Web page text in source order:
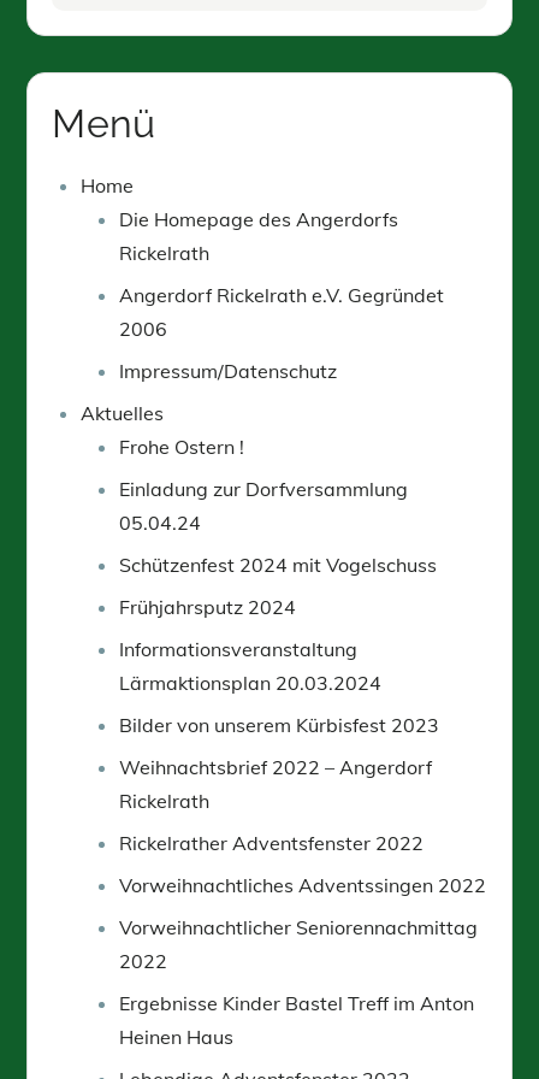
Menü
Home
Die Homepage des Angerdorfs
Rickelrath
Angerdorf Rickelrath e.V. Gegründet
2006
Impressum/Datenschutz
Aktuelles
Frohe Ostern !
Einladung zur Dorfversammlung
05.04.24
Schützenfest 2024 mit Vogelschuss
Frühjahrsputz 2024
Informationsveranstaltung
Lärmaktionsplan 20.03.2024
Bilder von unserem Kürbisfest 2023
Weihnachtsbrief 2022 – Angerdorf
Rickelrath
Rickelrather Adventsfenster 2022
Vorweihnachtliches Adventssingen 2022
Vorweihnachtlicher Seniorennachmittag
2022
Ergebnisse Kinder Bastel Treff im Anton
Heinen Haus